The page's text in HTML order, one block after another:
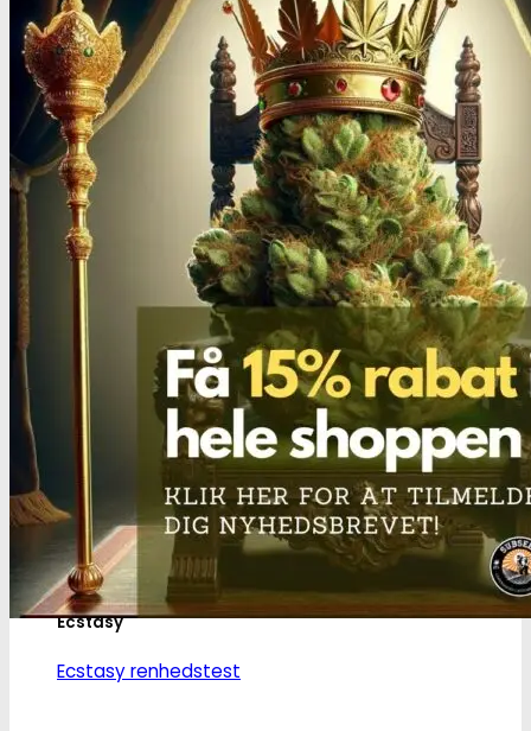
Gå til brands
Narkotests
Narkotests
Kokain Tests
Kokain renhedhedstest
Crack renhedhedstest
Kokain blandingsmiddel test
MDMA
MDMA renhedstest
Ecstasy
Ecstasy renhedstest